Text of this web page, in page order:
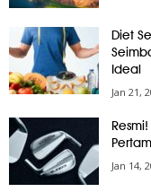
Diet
Ideal
Jan 21,
Jan 14,